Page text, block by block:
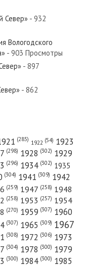
Север»
Север» - 932
Вологодского
- 903 Просмотры
- 897
- 862
(285) 1922 (54) 1923
(298) 1928 (302) 1929
(296) 1934 (302) 1935
(304) 1941 (309) 1942
(259) 1947 (258) 1948
(258) 1953 (257) 1954
(270) 1959 (307) 1960
(307) 1965 (309) 1967
(308) 1972 (306) 1973
(304) 1978 (300) 1979
(300) 1984 (300) 1985